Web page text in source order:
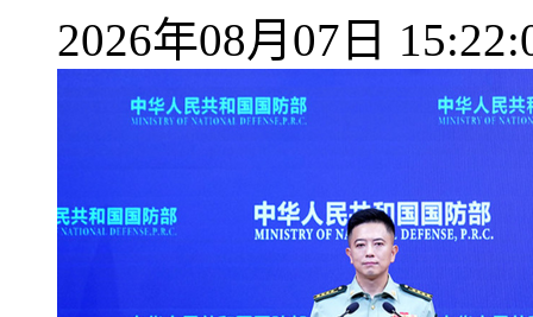
2026年08月07日